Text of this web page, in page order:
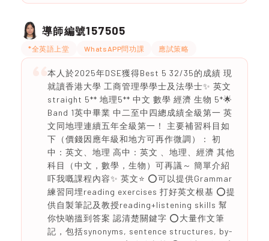
導師編號157505
*全英語上堂 WhatsAPP問功課 應試策略
本人於2025年DSE獲得Best 5 32/35的成績 現
就讀香港大學 工商管理學學士及法學士✨ 英文
straight 5** 地理5** 中文 數學 經濟 生物 5*🌟
Band 1英中畢業 中二至中四總成績全級第一 英
文同地理連續五年全級第一！ 主要補習科目如
下（價錢因應年級和地方可再作微調）： 初
中：英文、地理 高中：英文 、地理、經濟 其他
科目（中文，數學，生物）可再議～ 簡單介紹
吓我嘅課程內容✨ 英文⭐️ ⭕️可以提供Grammar
練習同埋reading exercises 打好英文根基 ⭕️提
供自製筆記及教授reading+listening skills 幫
你快啲搵到答案 認清楚關鍵字 ⭕️大量作文筆
記，包括synonyms, sentence structures, by-